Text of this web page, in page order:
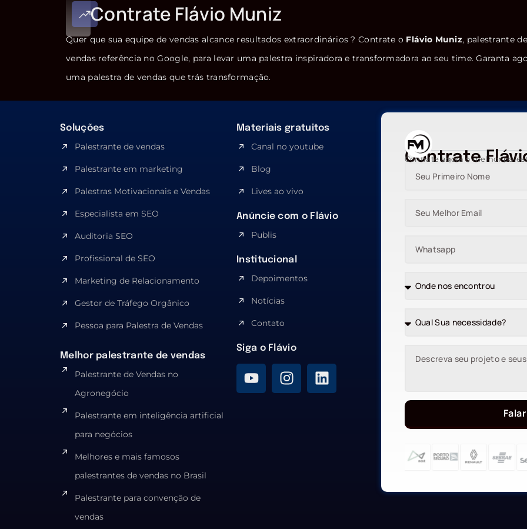
Contrate Flávio Muniz
Quer que sua equipe de vendas alcance resultados extraordinários ? Contrate o Flávio Muniz, palestrante de
vendas referência no Google, para levar uma palestra inspiradora e transformadora ao seu time. Garanta
uma palestra de vendas que trás transformação.
Soluções
Palestrante de vendas
Palestrante em marketing
Palestras Motivacionais e Vendas
Especialista em SEO​
Auditoria SEO
Profissional de SEO
Marketing de Relacionamento
Gestor de Tráfego Orgânico
Pessoa para Palestra de Vendas
Melhor palestrante de vendas
Palestrante de Vendas no
Agronegócio
Palestrante em inteligência artificial
para negócios
Melhores e mais famosos
palestrantes de vendas no Brasil
Palestrante para convenção de
vendas
Materiais gratuitos
Canal no youtube
Blog
Lives ao vivo
Anúncie com o Flávio
Publis
Institucional
Depoimentos
Notícias
Contato
Siga o Flávio
Contrate
Contrate agora o melhor